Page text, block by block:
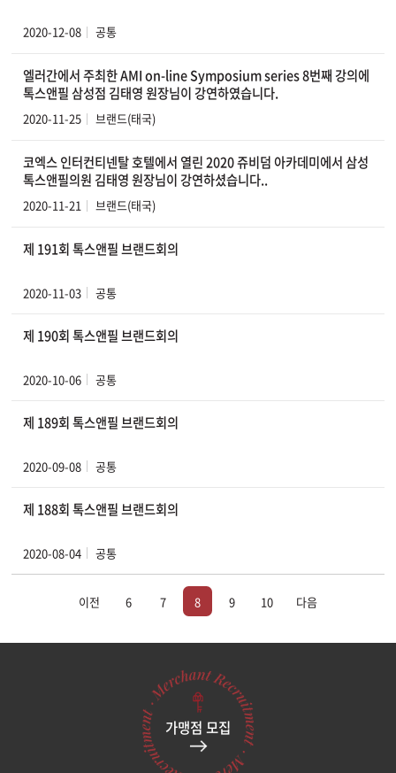
2020-12-08 공통
엘러간에서 주최한 AMI on-line Symposium series 8번째 강의에
톡스앤필 삼성점 김태영 원장님이 강연하였습니다.
2020-11-25 브랜드(태국)
코엑스 인터컨티넨탈 호텔에서 열린 2020 쥬비덤 아카데미에서 삼성
톡스앤필의원 김태영 원장님이 강연하셨습니다..
2020-11-21 브랜드(태국)
제 191회 톡스앤필 브랜드회의
2020-11-03 공통
제 190회 톡스앤필 브랜드회의
2020-10-06 공통
제 189회 톡스앤필 브랜드회의
2020-09-08 공통
제 188회 톡스앤필 브랜드회의
2020-08-04 공통
이전 6 7 8 9 10 다음
가맹점 모집